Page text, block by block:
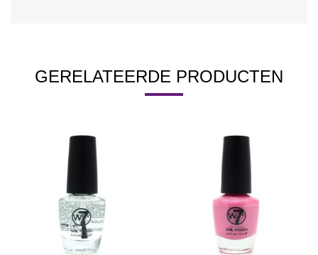
GERELATEERDE PRODUCTEN